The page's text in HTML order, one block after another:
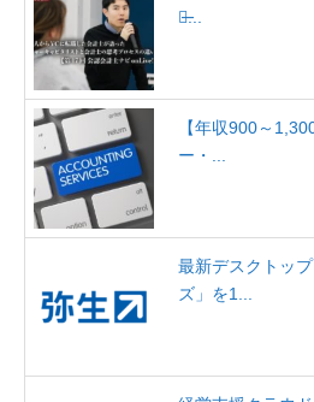
た̶...
【年収900～
ー・...
最新デスクトッ
ズ」を1...